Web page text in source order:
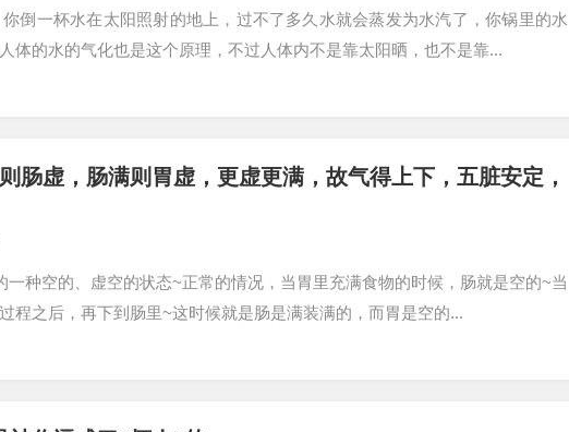
倒一杯水在太阳照射的地上，过不了多久水就会蒸发为水汽了，你锅里的水
体的水的气化也是这个原理，不过人体内不是靠太阳晒，也不是靠...
肠虚，肠满则胃虚，更虚更满，故气得上下，五脏安定，
种空的、虚空的状态~正常的情况，当胃里充满食物的时候，肠就是空的~当
程之后，再下到肠里~这时候就是肠是满装满的，而胃是空的...